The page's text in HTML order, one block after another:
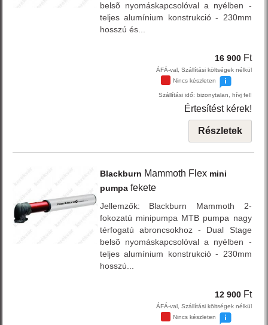
belsõ nyomáskapcsolóval a nyélben -
teljes alumínium konstrukció - 230mm
hosszú és...
16 900 Ft
ÁFÁ-val, Szállítási költségek nélkül
Nincs készleten
Szállítási idő: bizonytalan, hívj fel!
Értesítést kérek!
Részletek
Blackburn Mammoth Flex mini
pumpa fekete
Jellemzők: Blackburn Mammoth 2-
fokozatú minipumpa MTB pumpa nagy
térfogatú abroncsokhoz - Dual Stage
belsõ nyomáskapcsolóval a nyélben -
teljes alumínium konstrukció - 230mm
hosszú...
12 900 Ft
ÁFÁ-val, Szállítási költségek nélkül
Nincs készleten